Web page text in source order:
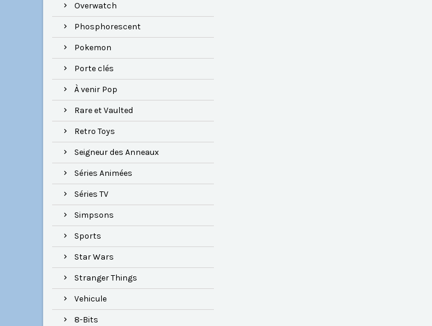
Overwatch
Phosphorescent
Pokemon
Porte clés
À venir Pop
Rare et Vaulted
Retro Toys
Seigneur des Anneaux
Séries Animées
Séries TV
Simpsons
Sports
Star Wars
Stranger Things
Vehicule
8-Bits